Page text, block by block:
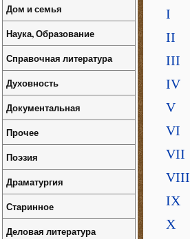
I
II
III
IV
V
VI
VII
VIII
IX
X
Дом и семья
Наука, Образование
Справочная литература
Духовность
Документальная
Прочее
Поэзия
Драматургия
Старинное
Деловая литература